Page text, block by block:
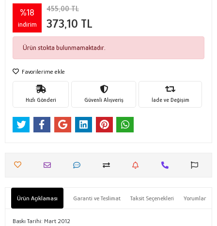
%18
indirim
455,00 TL
373,10 TL
Ürün stokta bulunmamaktadır.
Favorilerime ekle
Hızlı Gönderi Güvenli Alışveriş İade ve Değişim
Ürün Açıklaması Garanti ve Teslimat Taksit Seçenekleri Yorumlar
Baskı Tarihi: Mart 2012